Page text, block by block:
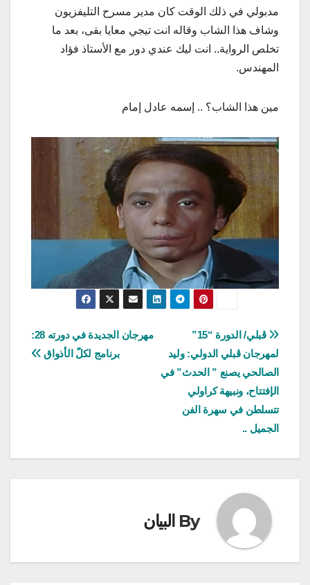
مدبولي في ذلك الوقت كان مدير مسرح التليفزيون
وشاف هذا الشاب وقاله انت تيجي معايا بقى، بعد ما
تخلص الرواية.. انت ليك عندي دور مع الأستاذ فؤاد
المهندس.
مين هذا الشاب؟ .. إسمه عادل إمام
تصفّح
المقالات
مهرجان الجديدة في دورته 28:
برنامج لكلّ الأذواق
ڨبلي/ الدورة “15”
لمهرجان ڨبلي الدولي: وليد
الصالحي يصنع ” الحدث” في
الإفتتاح، ونبيهة كراولي
تتسلطن في سهرة الفن
الجميل ..
By البيان